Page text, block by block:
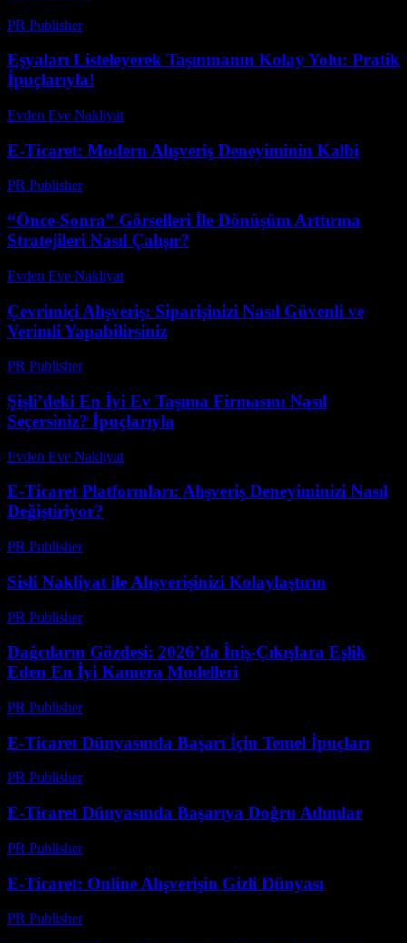
PR Publisher-
Eşyaları Listeleyerek Taşınmanın Kolay Yolu: Pratik
İpuçlarıyla!
Evden Eve Nakliyat
E-Ticaret: Modern Alışveriş Deneyiminin Kalbi
PR Publisher-
“Önce-Sonra” Görselleri İle Dönüşüm Arttırma
Stratejileri Nasıl Çalışır?
Evden Eve Nakliyat
Çevrimiçi Alışveriş: Siparişinizi Nasıl Güvenli ve
Verimli Yapabilirsiniz
PR Publisher-
Şişli’deki En İyi Ev Taşıma Firmasını Nasıl
Seçersiniz? İpuçlarıyla
Evden Eve Nakliyat
E-Ticaret Platformları: Alışveriş Deneyiminizi Nasıl
Değiştiriyor?
PR Publisher-
Sisli Nakliyat ile Alışverişinizi Kolaylaştırın
PR Publisher-
Dağcıların Gözdesi: 2026’da İniş-Çıkışlara Eşlik
Eden En İyi Kamera Modelleri
PR Publisher-
E-Ticaret Dünyasında Başarı İçin Temel İpuçları
PR Publisher-
E-Ticaret Dünyasında Başarıya Doğru Adımlar
PR Publisher-
E-Ticaret: Online Alışverişin Gizli Dünyası
PR Publisher-